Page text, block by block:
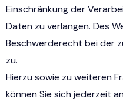
Einschränkung der
Daten zu verlangen. Des
Beschwerderecht bei der
zu.
Hierzu sowie zu weiteren
können Sie sich jederzeit